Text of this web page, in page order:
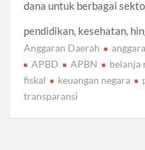
dana untuk berbagai
pendidikan, kesehatan,
Anggaran Daerah
APBD
APBN belanja
fiskal
keuangan negara
transparansi